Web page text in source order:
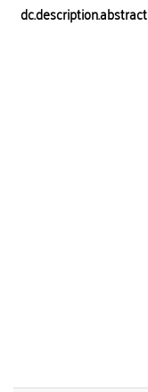
dc.description.abstract